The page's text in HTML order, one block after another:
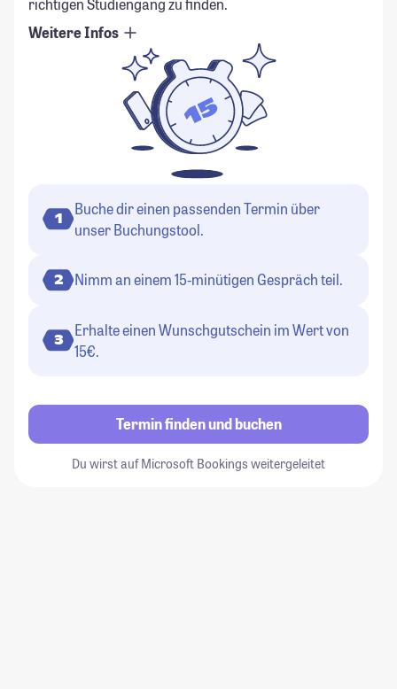
richtigen Studiengang zu finden.
Weitere Infos
1
Buche dir einen passenden Termin über
unser Buchungstool.
2 Nimm an einem 15-minütigen Gespräch teil.
3
Erhalte einen Wunschgutschein im Wert von
15€.
Termin finden und buchen
Du wirst auf Microsoft Bookings weitergeleitet